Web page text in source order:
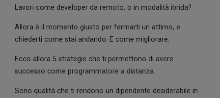
Lavori come developer da remoto, o in modalità ibrida?
Allora è il momento giusto per fermarti un attimo, e
chiederti come stai andando. E come migliorare.
Ecco allora 5 strategie che ti permettono di avere
successo come programmatore a distanza.
Sono qualità che ti rendono un dipendente desiderabile in